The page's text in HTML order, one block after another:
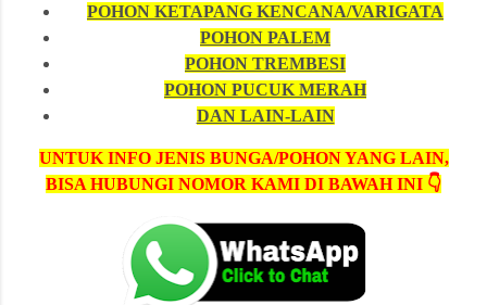
POHON KETAPANG KENCANA/VARIGATA
POHON PALEM
POHON TREMBESI
POHON PUCUK MERAH
DAN LAIN-LAIN
UNTUK INFO JENIS BUNGA/POHON YANG LAIN,
BISA HUBUNGI NOMOR KAMI DI BAWAH INI 👇